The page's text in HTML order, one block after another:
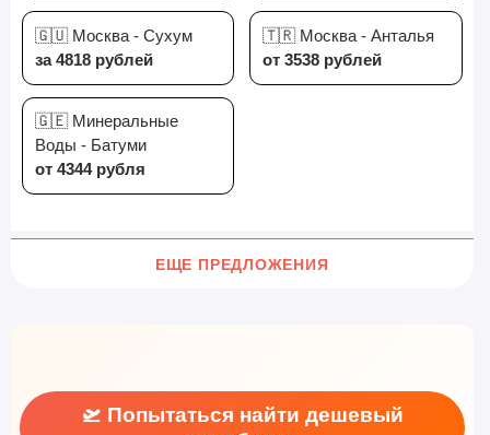
🇬🇺 Москва - Сухум
за 4818 рублей
🇹🇷 Москва - Анталья
от 3538 рублей
🇬🇪 Минеральные
Воды - Батуми
от 4344 рубля
ЕЩЕ ПРЕДЛОЖЕНИЯ
🛫 Попытаться найти дешевый